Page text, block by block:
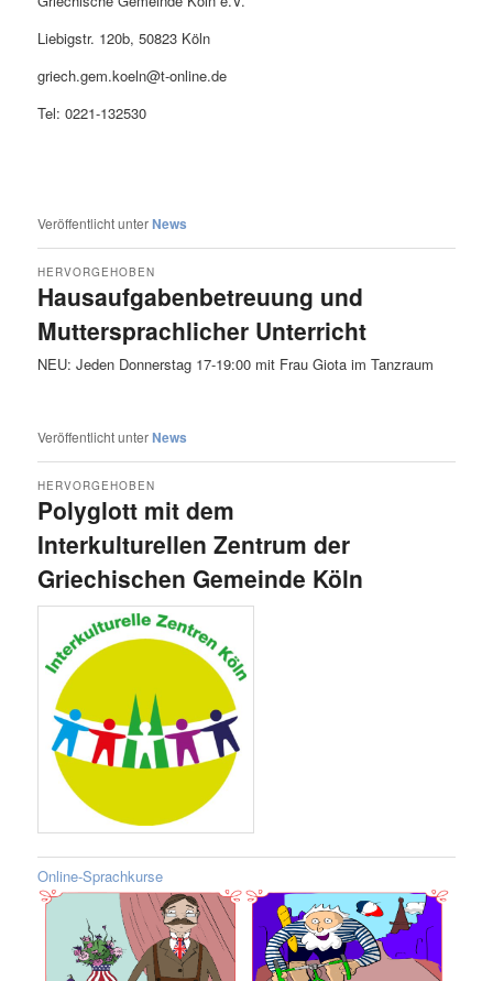
Liebigstr. 120b, 50823 Köln
griech.gem.koeln@t-online.de
Tel: 0221-132530
Veröffentlicht unterNews
Hausaufgabenbetreuung und
Muttersprachlicher Unterricht
HERVORGEHOBEN
Veröffentlicht am12. Oktober 2025von Vissarion
NEU: Jeden Donnerstag 17-19:00 mit Frau Giota im Tanzraum
Veröffentlicht unterNews
Polyglott mit dem
Interkulturellen Zentrum der
Griechischen Gemeinde Köln
HERVORGEHOBEN
Veröffentlicht am1. Oktober 2025von
Online-Sprachkurse